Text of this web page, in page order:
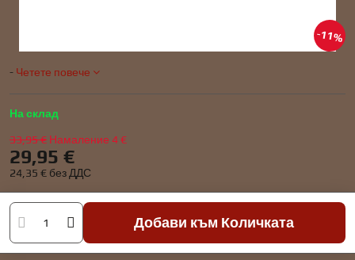
11%
- Четете повече
На склад
33,95 € Намаление 4 €
29,95 €
24,35 € без ДДС
Добави към Количката